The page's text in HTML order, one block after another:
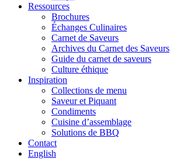
Ressources
Brochures
Échanges Culinaires
Carnet de Saveurs
Archives du Carnet des Saveurs
Guide du carnet de saveurs
Culture éthique
Inspiration
Collections de menu
Saveur et Piquant
Condiments
Cuisine d’assemblage
Solutions de BBQ
Contact
English